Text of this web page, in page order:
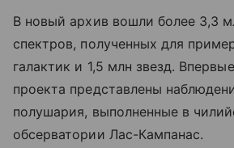
В новый архив вошли более 3,3
спектров, полученных для
галактик и 1,5 млн звезд.
проекта представлены
полушария, выполненные в
обсерватории Лас-Кампанас.